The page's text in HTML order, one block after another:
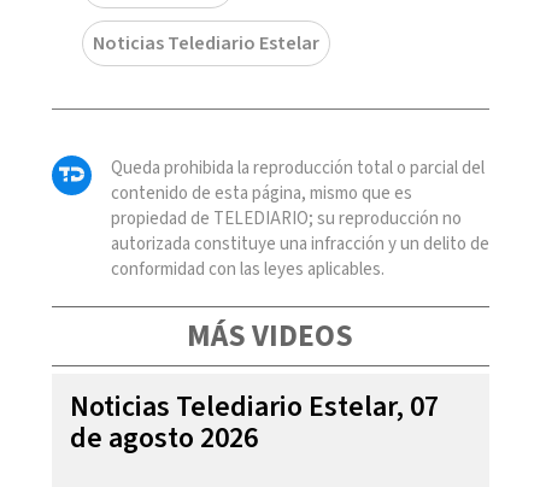
Noticias Telediario Estelar
Queda prohibida la reproducción total o parcial del
contenido de esta página, mismo que es
propiedad de TELEDIARIO; su reproducción no
autorizada constituye una infracción y un delito de
conformidad con las leyes aplicables.
MÁS VIDEOS
Noticias Telediario Estelar, 07
de agosto 2026